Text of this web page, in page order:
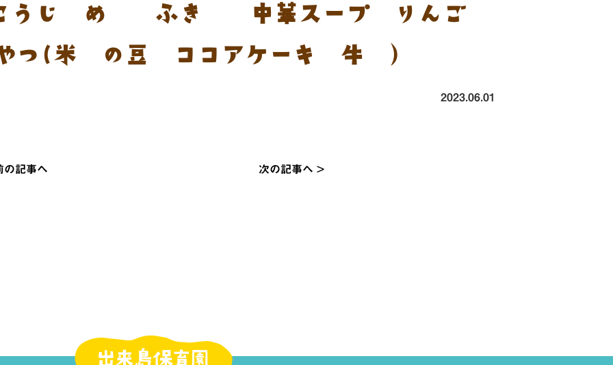
うじ炒め 粉ふき芋 中華スープ りんご
つ(米粉の豆腐ココアケーキ 牛乳）
2023.06.01
の記事へ 次の記事へ >